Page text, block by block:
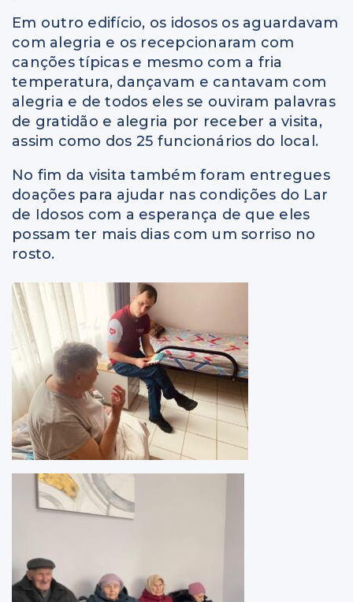
Em outro edifício, os idosos os aguardavam
com alegria e os recepcionaram com
canções típicas e mesmo com a fria
temperatura, dançavam e cantavam com
alegria e de todos eles se ouviram palavras
de gratidão e alegria por receber a visita,
assim como dos 25 funcionários do local.
No fim da visita também foram entregues
doações para ajudar nas condições do Lar
de Idosos com a esperança de que eles
possam ter mais dias com um sorriso no
rosto.